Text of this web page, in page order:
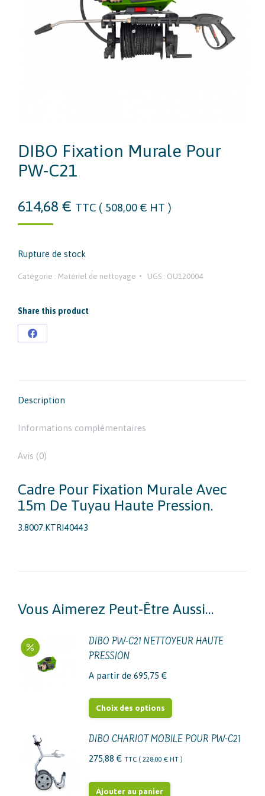
DIBO Fixation Murale Pour
PW-C21
614,68 € TTC ( 508,00 € HT )
Rupture de stock
Catégorie : Matériel de nettoyage UGS : OU120004
Share this product
Partager
Description
Informations complémentaires
Avis (0)
Cadre Pour Fixation Murale Avec
15m De Tuyau Haute Pression.
3.8007.KTRI40443
Vous Aimerez Peut-Être Aussi…
DIBO PW-C21 NETTOYEUR HAUTE
PRESSION
A partir de 695,75 €
Choix des options
a
plusieurs
DIBO CHARIOT MOBILE POUR PW-C21
275,88 € TTC ( 228,00 € HT )
Ajouter au panier